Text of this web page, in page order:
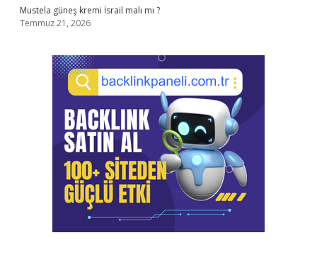
Mustela güneş kremi İsrail malı mı ?
Temmuz 21, 2026